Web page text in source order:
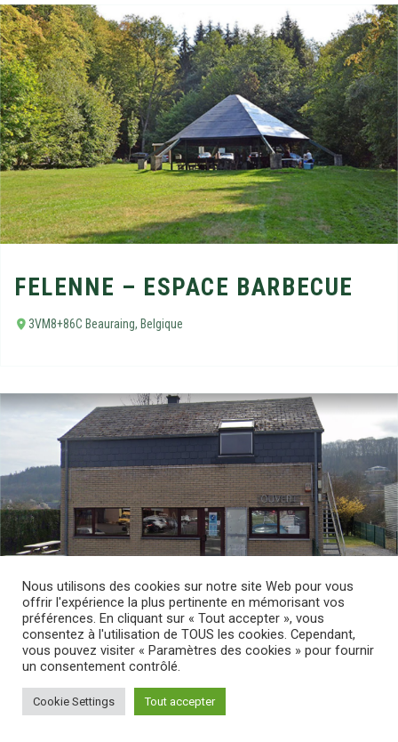
FELENNE – ESPACE BARBECUE
3VM8+86C Beauraing, Belgique
FRITERIE FRANCO-BELGE
Rue de Rochefort 76, Beauraing, Belgique
Nous utilisons des cookies sur notre site Web pour vous
offrir l'expérience la plus pertinente en mémorisant vos
préférences. En cliquant sur « Tout accepter », vous
consentez à l'utilisation de TOUS les cookies. Cependant,
vous pouvez visiter « Paramètres des cookies » pour fournir
un consentement contrôlé.
Cookie Settings Tout accepter